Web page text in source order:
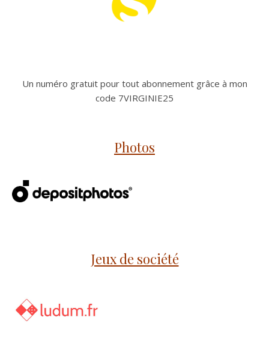
Un numéro gratuit pour tout abonnement grâce à mon
code 7VIRGINIE25
Photos
Jeux de société